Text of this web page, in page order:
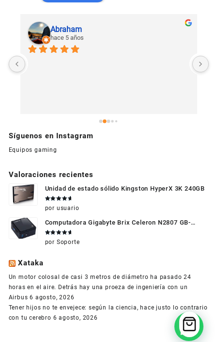
Abraham
hace 5 años
Síguenos en Instagram
Equipos gaming
Valoraciones recientes
Unidad de estado sólido Kingston HyperX 3K 240GB
Valorado
en5 de 5
por usuario
Computadora Gigabyte Brix Celeron N2807 GB-
BXBT-2807 + WIFI + RAM de 4GB + HDD 500gb +
Windows 10
Valorado
en5 de 5
por Soporte
Xataka
Un motor colosal de casi 3 metros de diámetro ha pasado 24
horas en el aire. Detrás hay una proeza de ingeniería con un
Airbus 6 agosto, 2026
Tener hijos no te envejece: según la ciencia, hace justo lo contrario
con tu cerebro 6 agosto, 2026